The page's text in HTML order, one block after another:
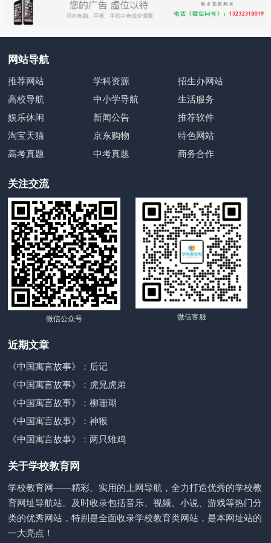
网站导航
推荐网站 学科资源
招生办网站
高校导航
中小学导航
生活服务
娱乐休闲
新闻公告
推荐软件
淘宝天猫
京东购物
特色网站
高考真题
中考真题 商务合作
关注交流
微信公众号 微信客服
近期文章
《中国寓言故事》：后记
《中国寓言故事》：虎兄虎弟
《中国寓言故事》：柳珊瑚
《中国寓言故事》：神猴
《中国寓言故事》：两只雉鸡
关于学校教育网
学校教育网——精彩、实用的上网导航，全力打造优秀的学校教
育网址导航站。及时收录包括音乐、视频、小说、游戏等热门分
类的优秀网站，特别是全面收录学校教育类网站，是本网址站的
一大亮点！